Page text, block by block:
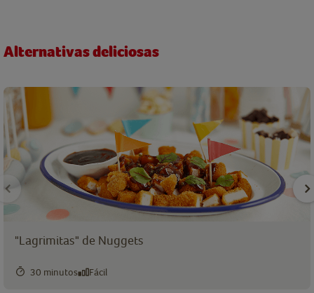
Alternativas deliciosas
"Lagrimitas" de Nuggets
30 minutos Fácil